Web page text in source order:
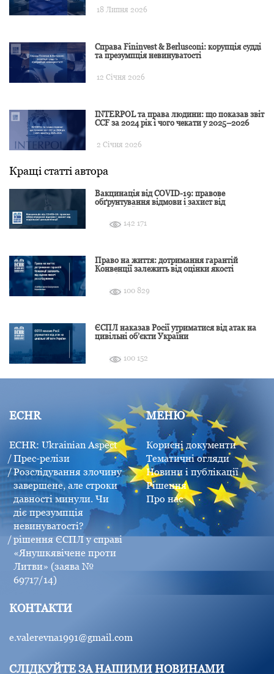
18 Липня 2026
Справа Fininvest & Berlusconi: корупція судді
та презумпція невинуватості
12 Січня 2026
INTERPOL та права людини: що показав звіт
CCF за 2024 рік і чого чекати у 2025–2026
2 Січня 2026
Кращі статті автора
Вакцинація від COVID-19: правове
обґрунтування відмови і захист від
142 171
Право на життя: дотримання гарантій
Конвенції залежить від оцінки якості
100 829
ЄСПЛ наказав Росії утриматися від атак на
цивільні об’єкти України
100 152
ECHR
ECHR: Ukrainian Aspect
Прес-релізи
Розслідування злочину
завершене, але строки
давності минули. Чи
діє презумпція
невинуватості?
рішення ЄСПЛ у справі
«Янушкявічене проти
Литви» (заява №
69717/14)
МЕНЮ
Корисні документи
Тематичні огляди
Новини і публікації
Рішення
Про нас
КОНТАКТИ
e.valerevna1991@gmail.com
СЛІДКУЙТЕ ЗА НАШИМИ НОВИНАМИ